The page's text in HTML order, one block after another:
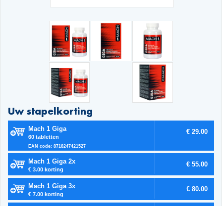
Uw stapelkorting
Mach 1 Giga
60 tabletten
EAN code: 8718247421527
€ 29.00
Mach 1 Giga 2x
€ 3.00 korting
€ 55.00
Mach 1 Giga 3x
€ 7.00 korting
€ 80.00